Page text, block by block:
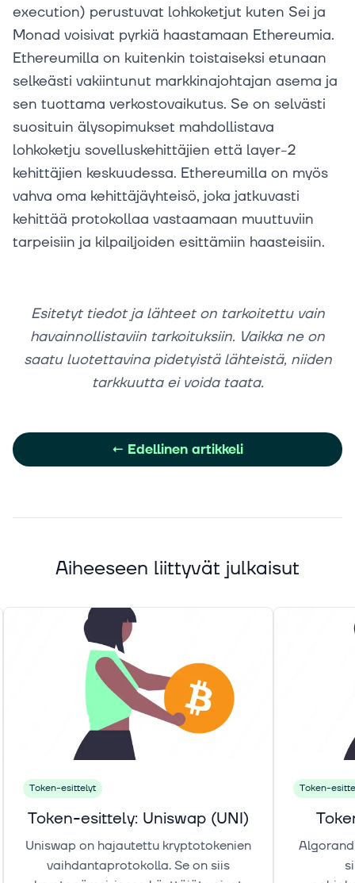
execution) perustuvat lohkoketjut kuten Sei ja
Monad voisivat pyrkiä haastamaan Ethereumia.
Ethereumilla on kuitenkin toistaiseksi etunaan
selkeästi vakiintunut markkinajohtajan asema ja
sen tuottama verkostovaikutus. Se on selvästi
suosituin älysopimukset mahdollistava
lohkoketju sovelluskehittäjien että layer-2
kehittäjien keskuudessa. Ethereumilla on myös
vahva oma kehittäjäyhteisö, joka jatkuvasti
kehittää protokollaa vastaamaan muuttuviin
tarpeisiin ja kilpailjoiden esittämiin haasteisiin.
Esitetyt tiedot ja lähteet on tarkoitettu vain
havainnollistaviin tarkoituksiin. Vaikka ne on
saatu luotettavina pidetyistä lähteistä, niiden
tarkkuutta ei voida taata.
← Edellinen artikkeli
Aiheeseen liittyvät julkaisut
Token-esittelyt
Token-esittely: Uniswap (UNI)
Uniswap on hajautettu kryptotokenien
vaihdantaprotokolla. Se on siis
Token-
Algorand